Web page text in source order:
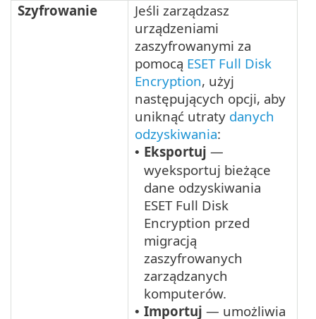
Szyfrowanie
Jeśli zarządzasz
urządzeniami
zaszyfrowanymi za
pomocą ESET Full Disk
Encryption, użyj
następujących opcji, aby
uniknąć utraty danych
odzyskiwania:
• Eksportuj —
wyeksportuj bieżące
dane odzyskiwania
ESET Full Disk
Encryption przed
migracją
zaszyfrowanych
zarządzanych
komputerów.
• Importuj — umożliwia